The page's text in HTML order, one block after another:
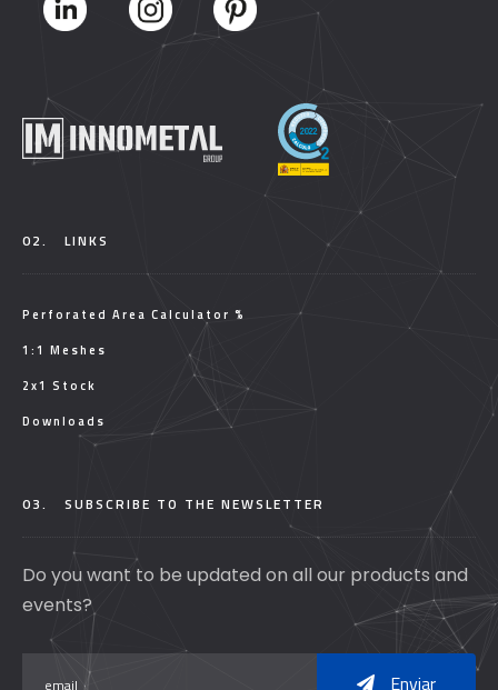
02. LINKS
Perforated Area Calculator %
1:1 Meshes
2x1 Stock
Downloads
03. SUBSCRIBE TO THE NEWSLETTER
Do you want to be updated on all our products and
events?
Enviar